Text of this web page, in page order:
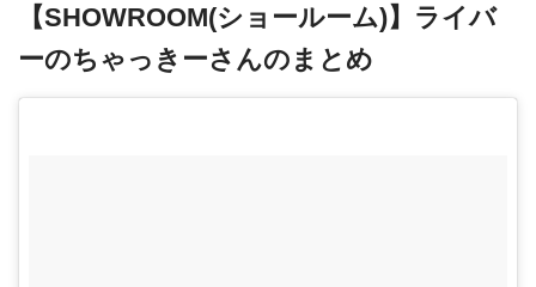
【SHOWROOM(ショールーム)】ライバ
ーのちゃっきーさんのまとめ